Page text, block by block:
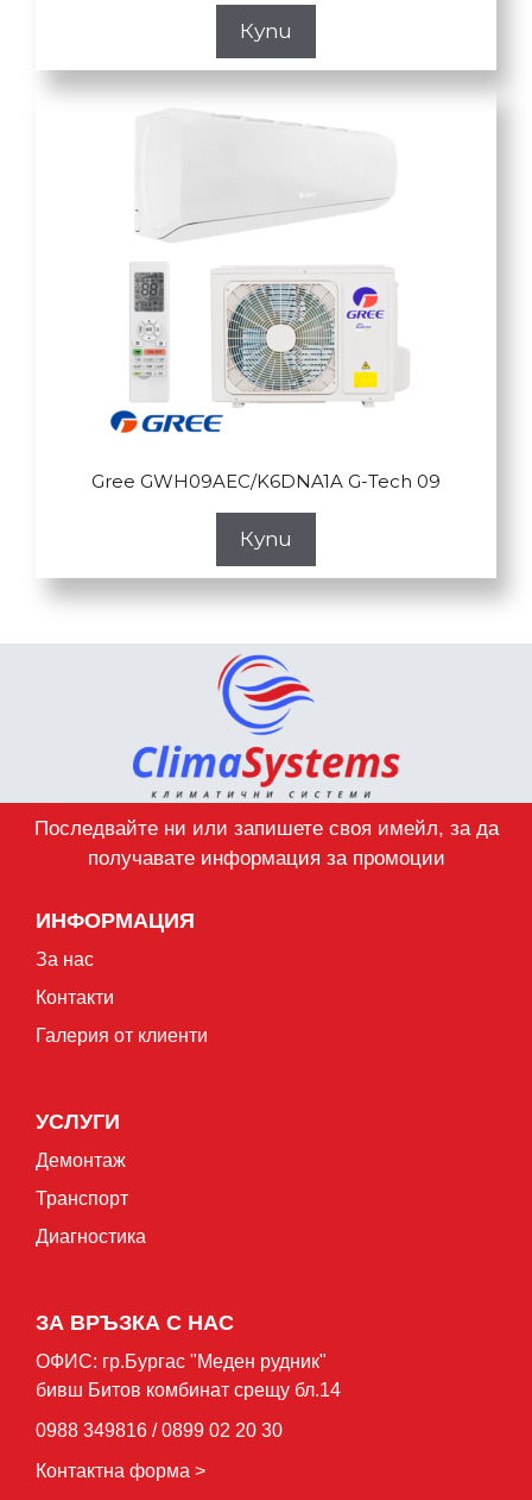
Купи
Gree GWH09AEC/K6DNA1A G-Tech 09
Купи
Последвайте ни или запишете своя имейл, за да
получавате информация за промоции
ИНФОРМАЦИЯ
За нас
Контакти
Галерия от клиенти
УСЛУГИ
Демонтаж
Транспорт
Диагностика
ЗА ВРЪЗКА С НАС
ОФИС: гр.Бургас "Mеден рудник"
бивш Битов комбинат срещу бл.14
0988 349816 / 0899 02 20 30
Контактна форма >